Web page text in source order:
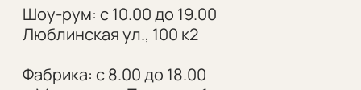
Политика конфиденциальности
Разработка сайта